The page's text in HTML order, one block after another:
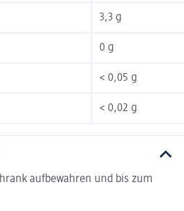
3,3 g
0 g
< 0,05 g
< 0,02 g
aufbewahren und bis zum